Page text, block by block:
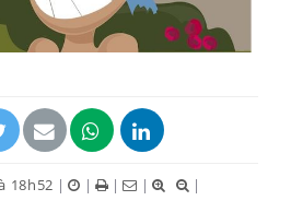
18h52 | | | |
|